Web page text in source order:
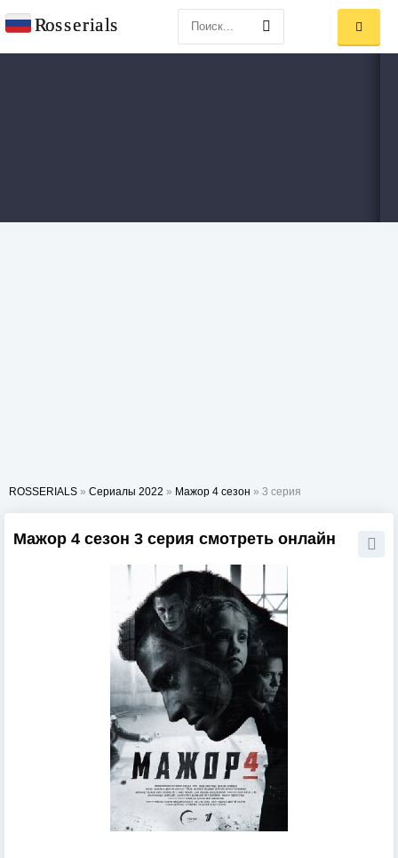
ROSSERIALS » Сериалы 2022 » Мажор 4 сезон » 3 серия
Мажор 4 сезон 3 серия смотреть онлайн